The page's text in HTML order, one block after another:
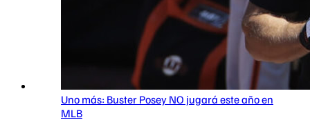
Uno más: Buster Posey NO jugará este año en
MLB